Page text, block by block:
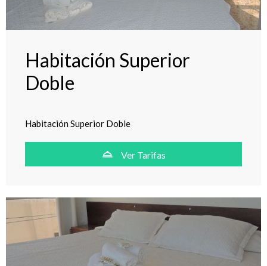
Habitación Superior
Doble
Habitación Superior Doble
Ver Tarifas